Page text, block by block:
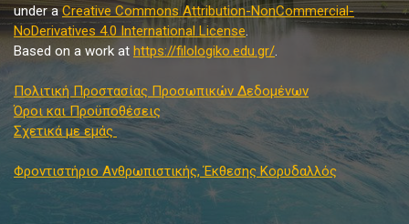
under a Creative Commons Attribution-NonCommercial-
NoDerivatives 4.0 International License
Based on a work at https://filologiko.edu.gr/
Πολιτική Προστασίας Προσωπικών Δεδομένων
Όροι και Προϋποθέσεις
Σχετικά με εμάς
Φροντιστήριο Ανθρωπιστικής, Έκθεσης Κορυδαλλός